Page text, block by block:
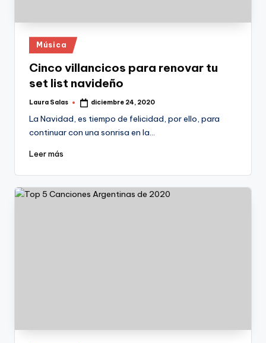
Publicado
en
Música
Cinco villancicos para renovar tu
set list navideño
Publicado
Laura Salas diciembre 24, 2020
La Navidad, es tiempo de felicidad, por ello, para
continuar con una sonrisa en la…
Leer más